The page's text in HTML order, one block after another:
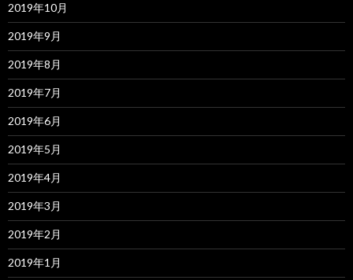
2019年10月
2019年9月
2019年8月
2019年7月
2019年6月
2019年5月
2019年4月
2019年3月
2019年2月
2019年1月